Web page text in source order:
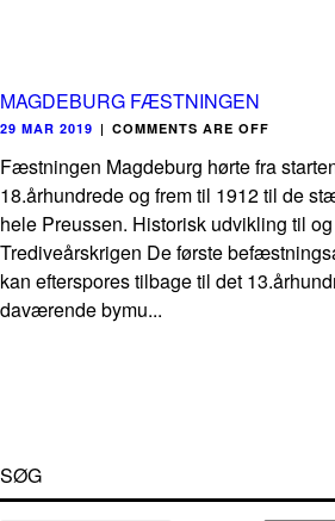
MAGDEBURG FÆSTNINGEN
29 MAR 2019 | COMMENTS ARE OFF
Fæstningen Magdeburg hørte fra
18.århundrede og frem til 1912 til de
hele Preussen. Historisk udvikling til
Trediveårskrigen De første
kan efterspores tilbage til det
daværende bymu...
SØG